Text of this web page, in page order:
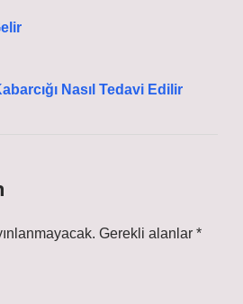
Nasıl Tedavi Edilir
Gerekli alanlar *